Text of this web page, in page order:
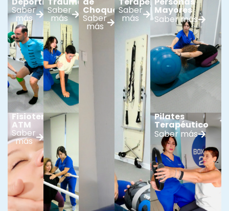
Saber
más
Saber
más
Fisioterapia
ATM
Saber
más
Choque
Saber
más
Saber
más
Mayores
Saber más
Pilates
Terapéutico
Saber más